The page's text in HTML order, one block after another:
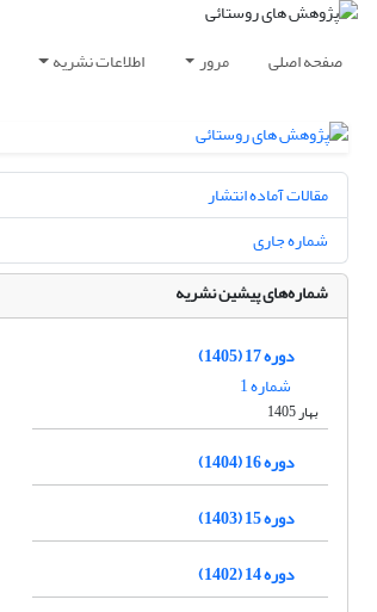
صفحه اصلی مرور اطلاعات نشریه
مقالات آماده انتشار
شماره جاری
شماره‌های پیشین نشریه
دوره 17 (1405)
شماره 1
بهار 1405
دوره 16 (1404)
دوره 15 (1403)
دوره 14 (1402)